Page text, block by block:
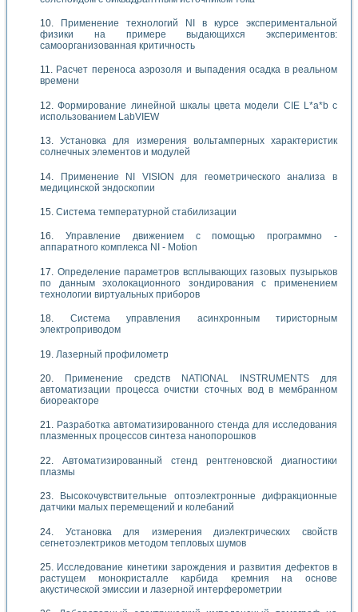
Применение технологий NI в курсе экспериментальной
физики на примере выдающихся экспериментов:
самоорганизованная критичность
Расчет переноса аэрозоля и выпадения осадка в реальном
времени
Формирование линейной шкалы цвета модели CIE L*a*b с
использованием LabVIEW
Установка для измерения вольтамперных характеристик
солнечных элементов и модулей
Применение NI VISION для геометрического анализа в
медицинской эндоскопии
Система температурной стабилизации
Управление движением с помощью программно -
аппаратного комплекса NI - Motion
Определение параметров всплывающих газовых пузырьков
по данным эхолокационного зондирования с применением
технологии виртуальных приборов
Система управления асинхронным тиристорным
электроприводом
Лазерный профилометр
Применение средств NATIONAL INSTRUMENTS для
автоматизации процесса очистки сточных вод в мембранном
биореакторе
Разработка автоматизированного стенда для исследования
плазменных процессов синтеза нанопорошков
Автоматизированный стенд рентгеновской диагностики
плазмы
Высокочувствительные оптоэлектронные дифракционные
датчики малых перемещений и колебаний
Установка для измерения диэлектрических свойств
сегнетоэлектриков методом тепловых шумов
Исследование кинетики зарождения и развития дефектов в
растущем монокристалле карбида кремния на основе
акустической эмиссии и лазерной интерферометрии